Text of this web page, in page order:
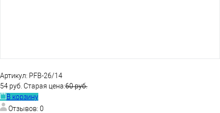
Артикул: PFB-26/14
54 руб. Старая цена:60 руб.
В корзину
Отзывов: 0